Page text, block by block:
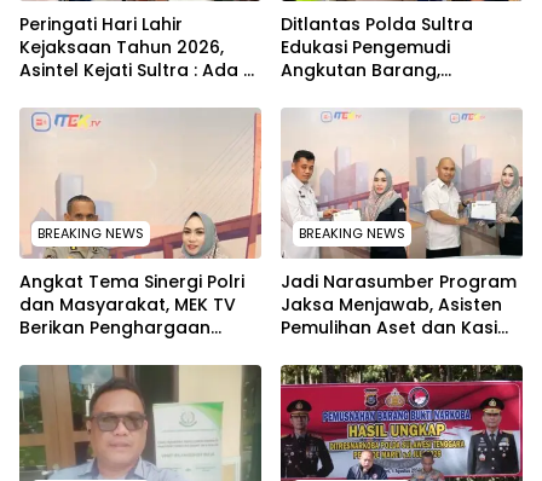
Peringati Hari Lahir
Kejaksaan Tahun 2026,
Asintel Kejati Sultra : Ada
sampai Adhyaksa Run
Ditlantas Polda Sultra
Edukasi Pengemudi
Angkutan Barang,
Kendaraan Demi
BREAKING NEWS
Angkat Tema Sinergi Polri
dan Masyarakat, MEK TV
Berikan Penghargaan
melalui Kabid Humas
BREAKING NEWS
Jadi Narasumber Program
Jaksa Menjawab, Asisten
Pemulihan Aset dan Kasi
Terima Penghargaan dari
Komisaris MEK TV